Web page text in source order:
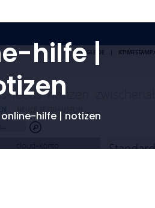
hilfe |
online-hilfe | notizen